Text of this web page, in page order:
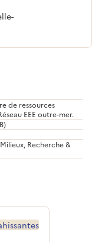
de ressources
EEE outre-mer.
Recherche &